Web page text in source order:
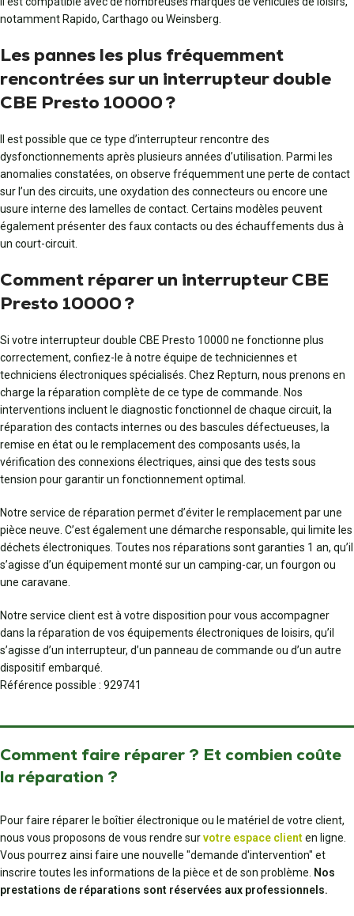
notamment Rapido, Carthago ou Weinsberg.
Les pannes les plus fréquemment
rencontrées sur un interrupteur double
CBE Presto 10000 ?
Il est possible que ce type d’interrupteur rencontre des
dysfonctionnements après plusieurs années d’utilisation. Parmi les
anomalies constatées, on observe fréquemment une perte de contact
sur l’un des circuits, une oxydation des connecteurs ou encore une
usure interne des lamelles de contact. Certains modèles peuvent
également présenter des faux contacts ou des échauffements dus à
un court-circuit.
Comment réparer un interrupteur CBE
Presto 10000 ?
Si votre interrupteur double CBE Presto 10000 ne fonctionne plus
correctement, confiez-le à notre équipe de techniciennes et
techniciens électroniques spécialisés. Chez Repturn, nous prenons en
charge la réparation complète de ce type de commande. Nos
interventions incluent le diagnostic fonctionnel de chaque circuit, la
réparation des contacts internes ou des bascules défectueuses, la
remise en état ou le remplacement des composants usés, la
vérification des connexions électriques, ainsi que des tests sous
tension pour garantir un fonctionnement optimal.
Notre service de réparation permet d’éviter le remplacement par une
pièce neuve. C’est également une démarche responsable, qui limite les
déchets électroniques. Toutes nos réparations sont garanties 1 an, qu’il
s’agisse d’un équipement monté sur un camping-car, un fourgon ou
une caravane.
Notre service client est à votre disposition pour vous accompagner
dans la réparation de vos équipements électroniques de loisirs, qu’il
s’agisse d’un interrupteur, d’un panneau de commande ou d’un autre
dispositif embarqué.
Référence possible : 929741
Comment faire réparer ? Et combien coûte
la réparation ?
Pour faire réparer le boîtier électronique ou le matériel de votre client,
nous vous proposons de vous rendre survotre espace clienten ligne.
Vous pourrez ainsi faire une nouvelle "demande d'intervention" et
inscrire toutes les informations de la pièce et de son problème. Nos
prestations de réparations sont réservées aux professionnels.